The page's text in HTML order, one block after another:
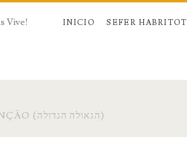
Vive! INICIO SEFER HABRITOT
PURIM – A GRANDE REDENÇÃO (הגאולה הגדולה)